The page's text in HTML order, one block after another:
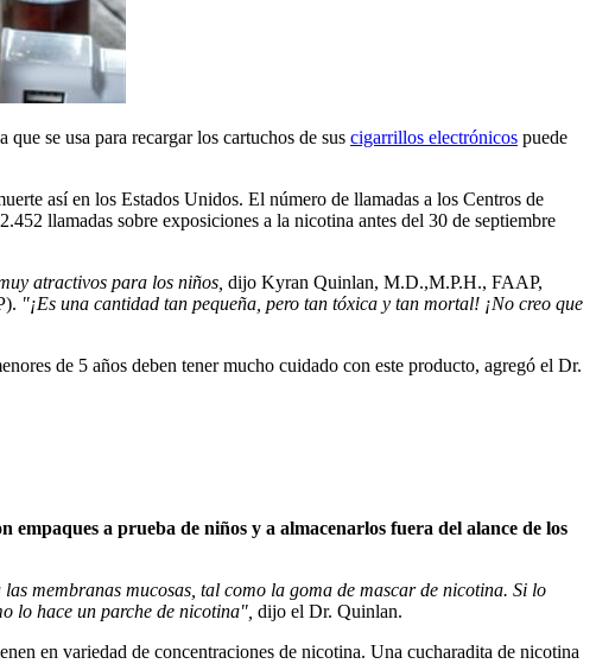
se usa para recargar los cartuchos de sus cigarrillos electrónicos puede
así en los Estados Unidos. El número de llamadas a los Centros de
llamadas sobre exposiciones a la nicotina antes del 30 de septiembre
atractivos para los niños, dijo Kyran Quinlan, M.D.,M.P.H., FAAP,
"¡Es una cantidad tan pequeña, pero tan tóxica y tan mortal! ¡No creo que
de 5 años deben tener mucho cuidado con este producto, agregó el Dr.
a prueba de niños y a almacenarlos fuera del alance de los
membranas mucosas, tal como la goma de mascar de nicotina. Si lo
lo hace un parche de nicotina", dijo el Dr. Quinlan.
en variedad de concentraciones de nicotina. Una cucharadita de nicotina